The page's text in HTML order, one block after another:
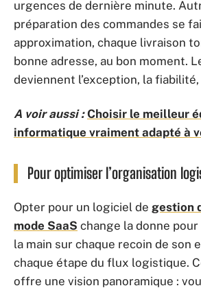
urgences de dernière minute.
préparation des commandes se
approximation, chaque livraison
bonne adresse, au bon moment.
deviennent l’exception, la
A voir aussi : Choisir le meilleur
informatique vraiment adapté à
Pour optimiser l’organisation
Opter pour un logiciel de gestion
mode SaaS change la donne
la main sur chaque recoin de son
chaque étape du flux logistique.
offre une vision panoramique :